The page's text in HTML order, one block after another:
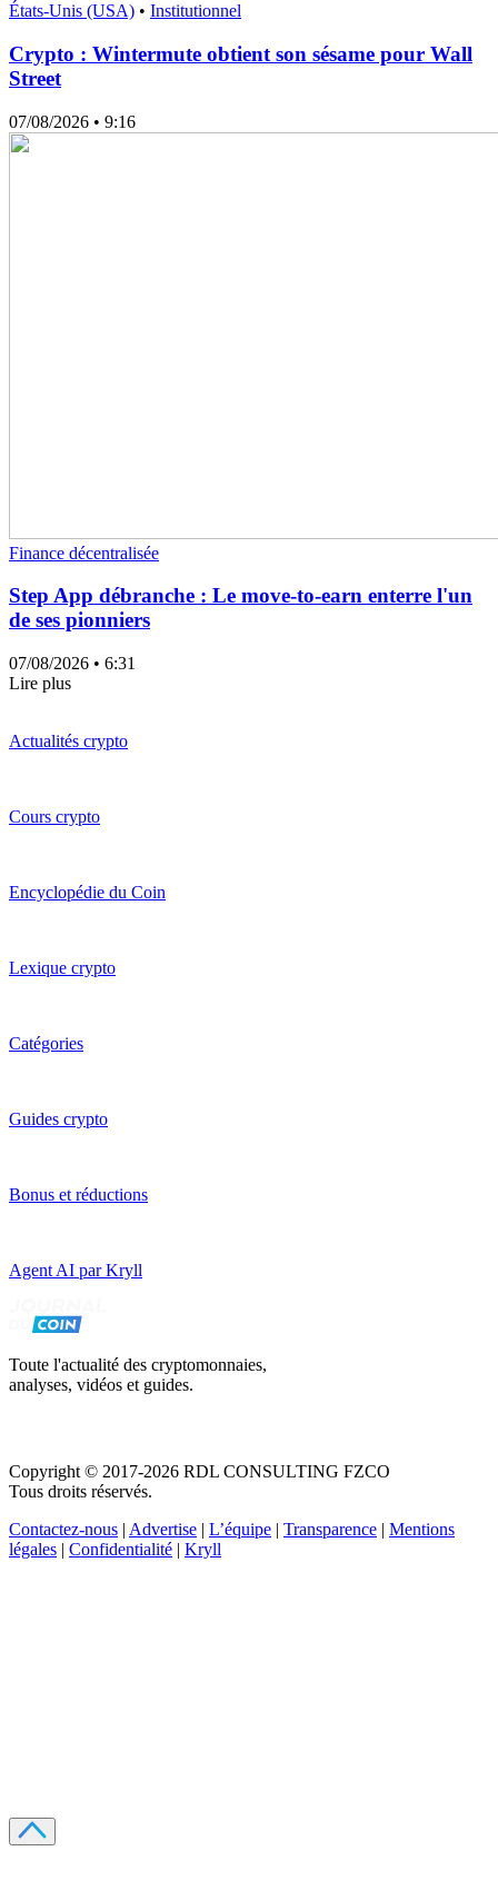
États-Unis (USA) • Institutionnel
Crypto : Wintermute obtient son sésame pour Wall
Street
07/08/2026 • 9:16
Finance décentralisée
Step App débranche : Le move-to-earn enterre l'un
de ses pionniers
07/08/2026 • 6:31
Lire plus
Actualités crypto
Cours crypto
Encyclopédie du Coin
Lexique crypto
Catégories
Guides crypto
Bonus et réductions
Agent AI par Kryll
Toute l'actualité des cryptomonnaies,
analyses, vidéos et guides.
Copyright © 2017-2026 RDL CONSULTING FZCO
Tous droits réservés.
Contactez-nous | Advertise | L’équipe | Transparence | Mentions
légales | Confidentialité | Kryll